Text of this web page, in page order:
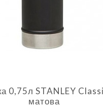
0,75л STANLEY
матова